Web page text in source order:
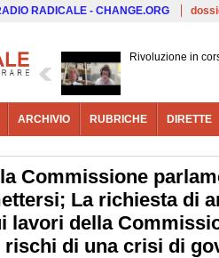
RADICALE - CHANGE.ORG
Rivoluzione in
ARCHIVIO RUBRICHE DIRETTE
Commissione
La richiesta di
lavori della
rischi di una crisi di